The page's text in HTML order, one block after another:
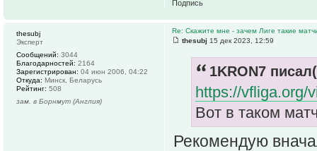
Подпись
Re: Скажите мне - зачем Лиге такие
thesubj 15 дек 2023, 12:59
1KRON7
https://vfliga.org/
Вот в таком
Рекомендую
thesubj
Эксперт
Сообщений: 3044
Благодарностей: 2164
Зарегистрирован: 04 июн 2006, 04:22
Откуда: Минск, Беларусь
Рейтинг: 508
зам. в Борнмут (Англия)